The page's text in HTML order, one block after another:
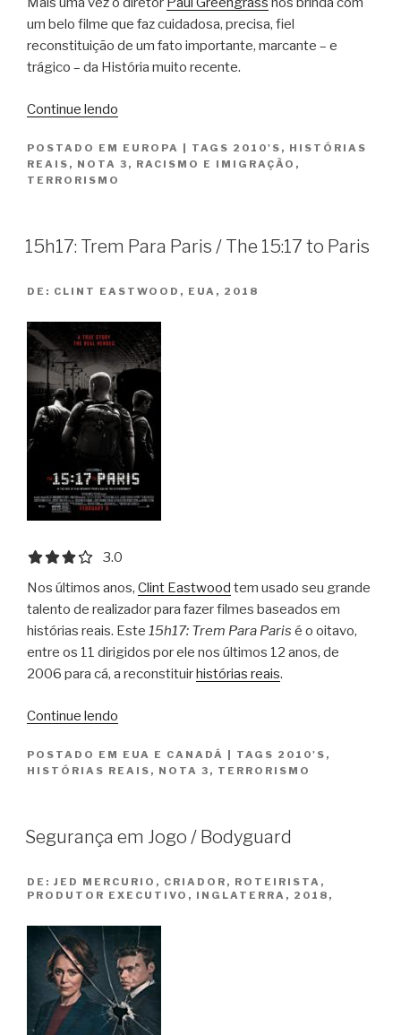
um belo filme que faz cuidadosa, precisa, fiel
reconstituição de um fato importante, marcante – e
trágico – da História muito recente.
Continue lendo
Julho
/
POSTADO EM EUROPA TAGS 2010'S , HISTÓRIAS
REAIS , NOTA 3 , RACISMO E IMIGRAÇÃO ,
TERRORISMO
15h17: Trem Para Paris / The 15:17 to Paris
DE: CLINT EASTWOOD, EUA, 2018
3.0 out of 5.0 stars
3.0
Nos últimos anos, Clint Eastwood tem usado seu grande
talento de realizador para fazer filmes baseados em
histórias reais. Este 15h17: Trem Para Paris é o oitavo,
entre os 11 dirigidos por ele nos últimos 12 anos, de
2006 para cá, a reconstituirhistórias reais.
Continue lendo
Para
Paris
15:17
Paris”
POSTADO EM EUA E CANADÁ TAGS 2010'S ,
HISTÓRIAS REAIS , NOTA 3 , TERRORISMO
Segurança em Jogo / Bodyguard
DE: JED MERCURIO, CRIADOR, ROTEIRISTA,
PRODUTOR EXECUTIVO, INGLATERRA, 2018,